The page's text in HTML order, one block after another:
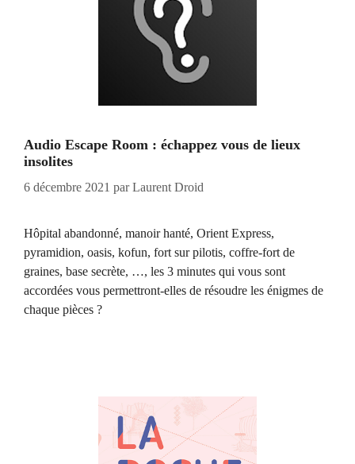
Audio Escape Room : échappez vous de lieux
insolites
6 décembre 2021 parLaurent Droid
Hôpital abandonné, manoir hanté, Orient Express,
pyramidion, oasis, kofun, fort sur pilotis, coffre-fort de
graines, base secrète, …, les 3 minutes qui vous sont
accordées vous permettront-elles de résoudre les énigmes de
chaque pièces ?